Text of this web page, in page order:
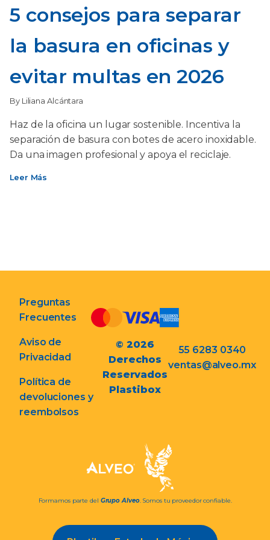
5 consejos para separar
la basura en oficinas y
evitar multas en 2026
By Liliana Alcántara
Haz de la oficina un lugar sostenible. Incentiva la
separación de basura con botes de acero inoxidable.
Da una imagen profesional y apoya el reciclaje.
Leer Más
Preguntas
Frecuentes
Aviso de
Privacidad
Política de
devoluciones y
reembolsos
© 2026
Derechos
Reservados
Plastibox
55 6283 0340
ventas@alveo.mx
Formamos parte del Grupo Alveo. Somos tu proveedor confiable.